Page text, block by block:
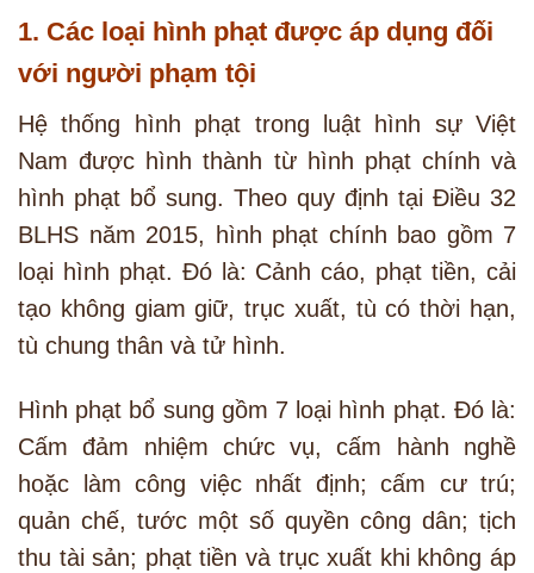
1. Các loại hình phạt được áp dụng đối
với người phạm tội
Hệ thống hình phạt trong luật hình sự Việt
Nam được hình thành từ hình phạt chính và
hình phạt bổ sung. Theo quy định tại Điều 32
BLHS năm 2015, hình phạt chính bao gồm 7
loại hình phạt. Đó là: Cảnh cáo, phạt tiền, cải
tạo không giam giữ, trục xuất, tù có thời hạn,
tù chung thân và tử hình.
Hình phạt bổ sung gồm 7 loại hình phạt. Đó là:
Cấm đảm nhiệm chức vụ, cấm hành nghề
hoặc làm công việc nhất định; cấm cư trú;
quản chế, tước một số quyền công dân; tịch
thu tài sản; phạt tiền và trục xuất khi không áp